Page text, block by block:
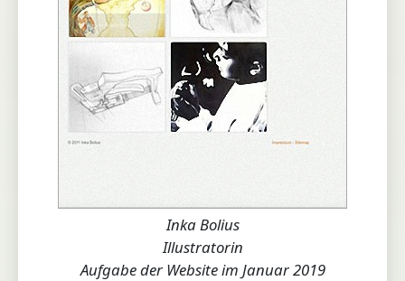
Inka Bolius
Illustratorin
Aufgabe der Website im Januar 2019